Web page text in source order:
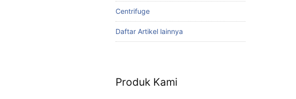
Centrifuge
Daftar Artikel lainnya
Produk Kami